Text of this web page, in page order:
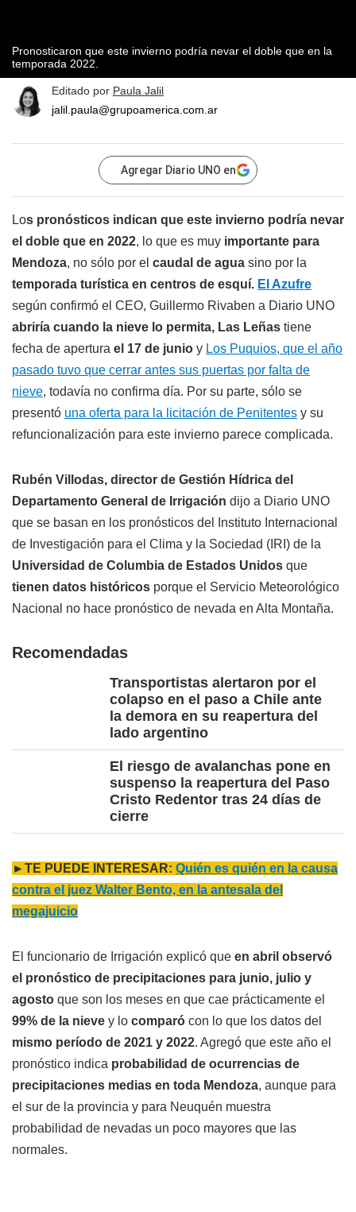
Pronosticaron que este invierno podría nevar el doble que en la
temporada 2022.
Editado por Paula Jalil
jalil.paula@grupoamerica.com.ar
Agregar Diario UNO en
Los pronósticos indican que este invierno podría nevar
el doble que en 2022, lo que es muy importante para
Mendoza, no sólo por el caudal de agua sino por la
temporada turística en centros de esquí. El Azufre
según confirmó el CEO, Guillermo Rivaben a Diario UNO
abriría cuando la nieve lo permita, Las Leñas tiene
fecha de apertura el 17 de junio y Los Puquios, que el año
pasado tuvo que cerrar antes sus puertas por falta de
nieve, todavía no confirma día. Por su parte, sólo se
presentó una oferta para la licitación de Penitentes y su
refuncionalización para este invierno parece complicada.
Rubén Villodas, director de Gestión Hídrica del
Departamento General de Irrigación dijo a Diario UNO
que se basan en los pronósticos del Instituto Internacional
de Investigación para el Clima y la Sociedad (IRI) de la
Universidad de Columbia de Estados Unidos que
tienen datos históricos porque el Servicio Meteorológico
Nacional no hace pronóstico de nevada en Alta Montaña.
Recomendadas
Transportistas alertaron por el
colapso en el paso a Chile ante
la demora en su reapertura del
lado argentino
El riesgo de avalanchas pone en
suspenso la reapertura del Paso
Cristo Redentor tras 24 días de
cierre
►TE PUEDE INTERESAR: Quién es quién en la causa
contra el juez Walter Bento, en la antesala del
megajuicio
El funcionario de Irrigación explicó que en abril observó
el pronóstico de precipitaciones para junio, julio y
agosto que son los meses en que cae prácticamente el
99% de la nieve y lo comparó con lo que los datos del
mismo período de 2021 y 2022. Agregó que este año el
pronóstico indica probabilidad de ocurrencias de
precipitaciones medias en toda Mendoza, aunque para
el sur de la provincia y para Neuquén muestra
probabilidad de nevadas un poco mayores que las
normales.